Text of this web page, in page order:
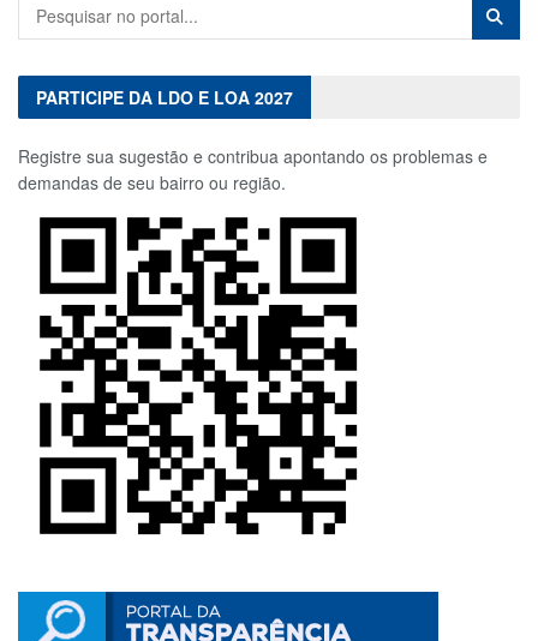
PARTICIPE DA LDO E LOA 2027
Registre sua sugestão e contribua apontando os problemas e
demandas de seu bairro ou região.